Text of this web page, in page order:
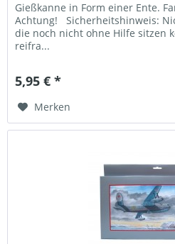
Gießkanne in Form einer Ente.
Achtung! Sicherheitshinweis:
die noch nicht ohne Hilfe sitzen
reifra...
5,95 € *
Merken